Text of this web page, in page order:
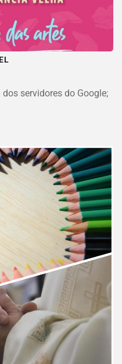
servidores do Google;